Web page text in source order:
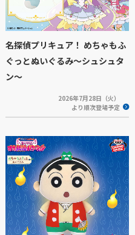
名探偵プリキュア！ めちゃもふ
ぐっとぬいぐるみ～シュシュタ
ン～
2026年7月28日（火）
より順次登場予定